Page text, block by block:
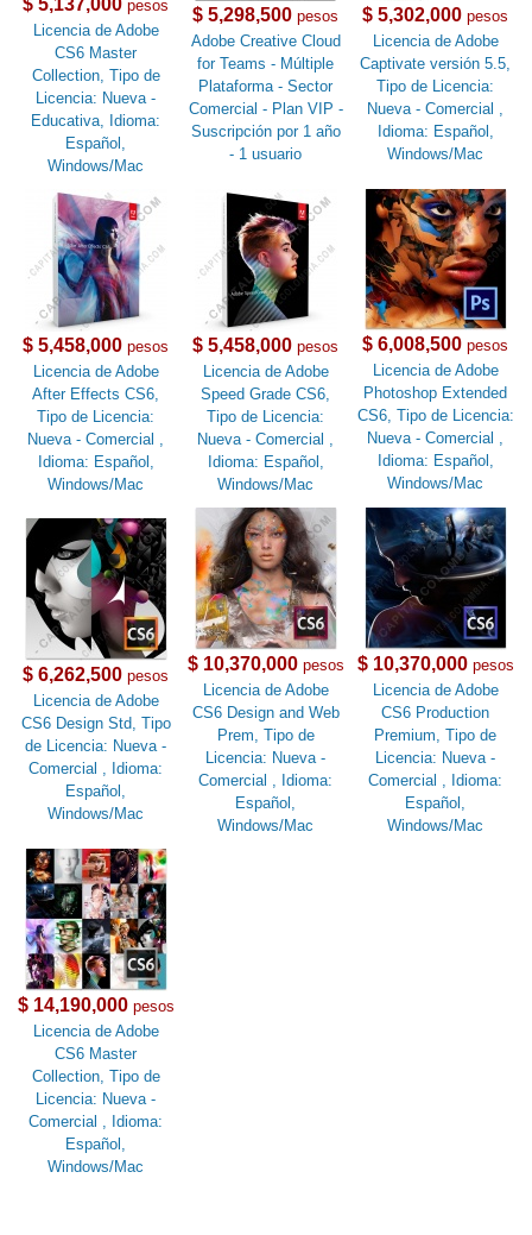
$ 5,137,000 pesos
Licencia de Adobe
CS6 Master
Collection, Tipo de
Licencia: Nueva -
Educativa, Idioma:
Español,
Windows/Mac
$ 5,298,500 pesos
Adobe Creative Cloud
for Teams - Múltiple
Plataforma - Sector
Comercial - Plan VIP -
Suscripción por 1 año
- 1 usuario
$ 5,302,000 pesos
Licencia de Adobe
Captivate versión 5.5,
Tipo de Licencia:
Nueva - Comercial ,
Idioma: Español,
Windows/Mac
$ 5,458,000 pesos
Licencia de Adobe
After Effects CS6,
Tipo de Licencia:
Nueva - Comercial ,
Idioma: Español,
Windows/Mac
$ 5,458,000 pesos
Licencia de Adobe
Speed Grade CS6,
Tipo de Licencia:
Nueva - Comercial ,
Idioma: Español,
Windows/Mac
$ 6,008,500 pesos
Licencia de Adobe
Photoshop Extended
CS6, Tipo de Licencia:
Nueva - Comercial ,
Idioma: Español,
Windows/Mac
$ 6,262,500 pesos
Licencia de Adobe
CS6 Design Std, Tipo
de Licencia: Nueva -
Comercial , Idioma:
Español,
Windows/Mac
$ 10,370,000pesos
Licencia de Adobe
CS6 Design and Web
Prem, Tipo de
Licencia: Nueva -
Comercial , Idioma:
Español,
Windows/Mac
$ 10,370,000pesos
Licencia de Adobe
CS6 Production
Premium, Tipo de
Licencia: Nueva -
Comercial , Idioma:
Español,
Windows/Mac
$ 14,190,000pesos
Licencia de Adobe
CS6 Master
Collection, Tipo de
Licencia: Nueva -
Comercial , Idioma:
Español,
Windows/Mac